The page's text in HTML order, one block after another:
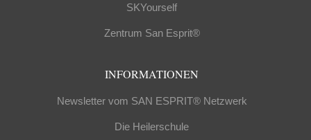
SKYourself
Zentrum San Esprit®
INFORMATIONEN
Newsletter vom SAN ESPRIT® Netzwerk
Die Heilerschule